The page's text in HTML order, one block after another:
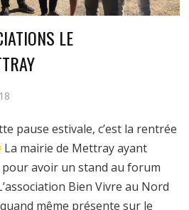
LE
pause estivale, c’est la rentrée
La mairie de Mettray ayant
avoir un stand au forum
Bien Vivre au Nord
même présente sur le